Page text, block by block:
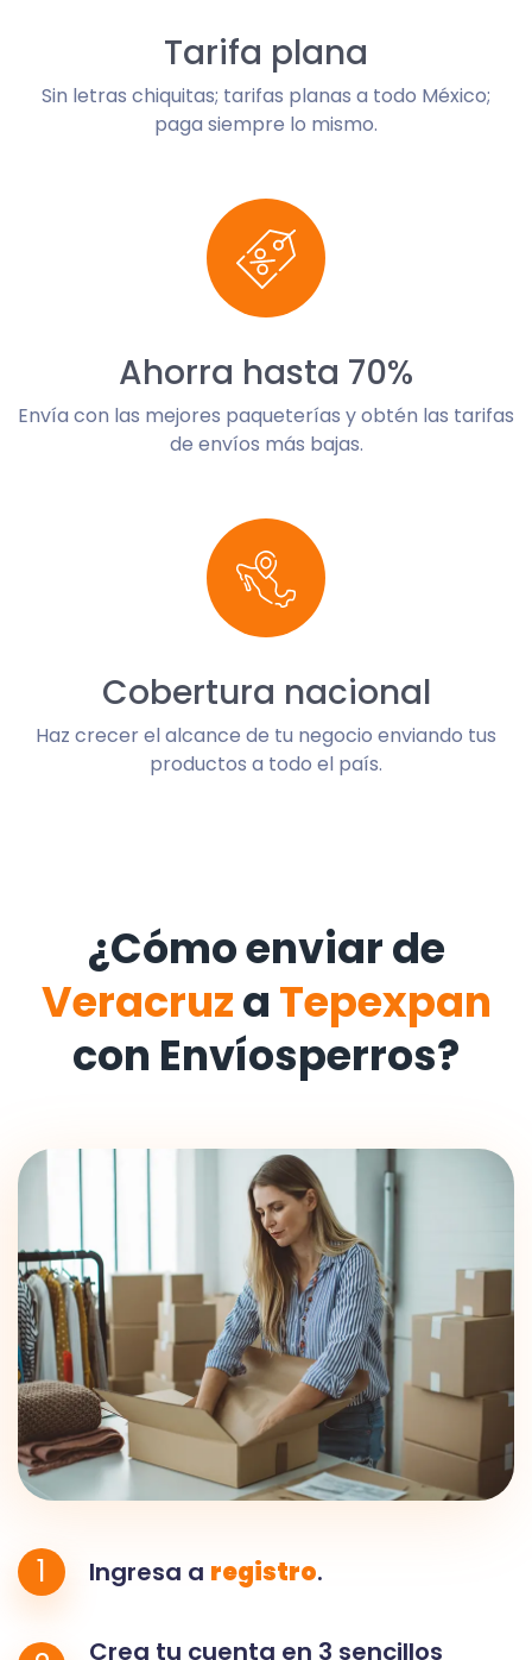
Tarifa plana
Sin letras chiquitas; tarifas planas a todo México;
paga siempre lo mismo.
Ahorra hasta 70%
Envía con las mejores paqueterías y obtén las tarifas
de envíos más bajas.
Cobertura nacional
Haz crecer el alcance de tu negocio enviando tus
productos a todo el país.
¿Cómo enviar de
Veracruza Tepexpan
con Envíosperros?
1 Ingresa a registro.
Crea tu cuenta en 3 sencillos